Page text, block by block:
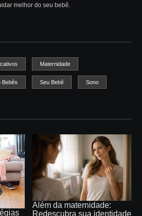
melhor do seu bebê.
Maternidade
Bebês Seu Bebê Sono
Além da maternidade:
Redescubra sua identidade